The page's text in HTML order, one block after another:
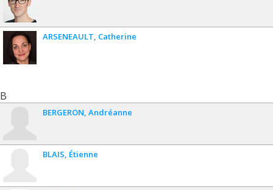
ARSENEAULT Catherine
B
BERGERON Andréanne
BLAIS Étienne